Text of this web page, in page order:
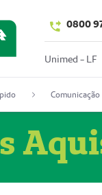
0800
Unimed - LF
Comunicação